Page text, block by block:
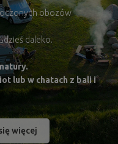
obozów
daleko.
lub w chatach z bali i
więcej